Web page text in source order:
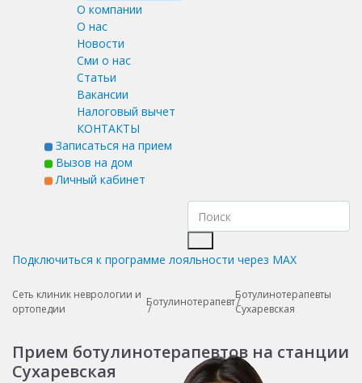
О компании
О нас
Новости
Сми о нас
Статьи
Вакансии
Налоговый вычет
КОНТАКТЫ
Записаться на прием
Вызов на дом
Личный кабинет
Подключиться к программе лояльности через MAX
Сеть клиник неврологии и
ортопедии
Ботулинотерапевт
Ботулинотерапевты
Сухаревская
Прием ботулинотерапевтов на станции
Сухаревская